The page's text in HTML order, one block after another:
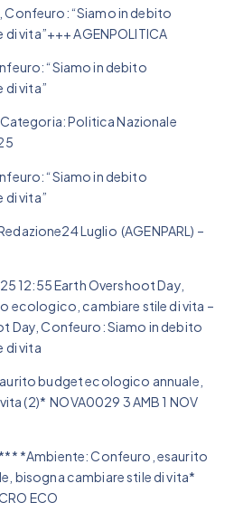
Confeuro: “Siamo in debito
vita”+++ AGENPOLITICA
“Siamo in debito
vita”
Politica Nazionale
“Siamo in debito
vita”
Luglio (AGENPARL) –
12:55 Earth Overshoot Day,
ecologico, cambiare stile di vita –
Day, Confeuro: Siamo in debito
di vita
budget ecologico annuale,
(2)* NOVA0029 3 AMB 1 NOV
*Ambiente: Confeuro, esaurito
bisogna cambiare stile di vita*
ECO